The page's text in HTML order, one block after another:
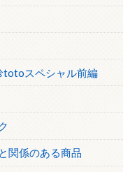
totoスペシャル前編
関係のある商品